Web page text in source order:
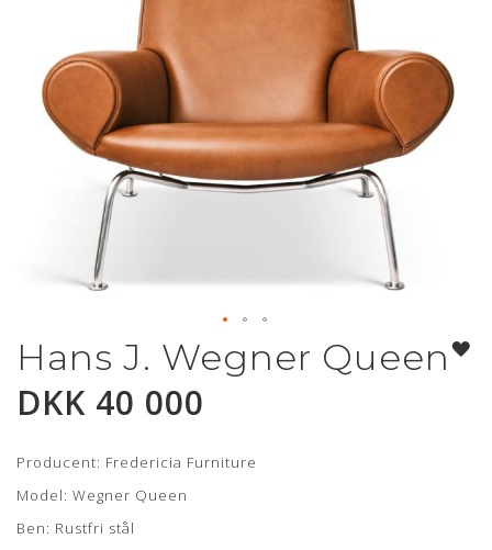
Gå
til
begynnelsen
av
Hans J. Wegner Queen
DKK 40 000
Producent: Fredericia Furniture
Model: Wegner Queen
Ben: Rustfri stål